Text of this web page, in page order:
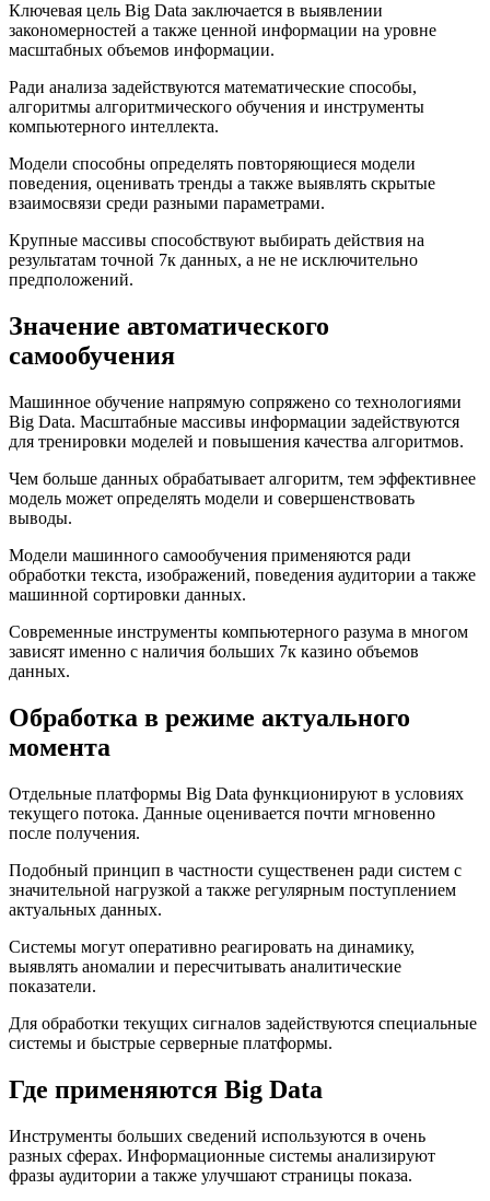
Ключевая цель Big Data заключается в выявлении
закономерностей а также ценной информации на уровне
масштабных объемов информации.
Ради анализа задействуются математические способы,
алгоритмы алгоритмического обучения и инструменты
компьютерного интеллекта.
Модели способны определять повторяющиеся модели
поведения, оценивать тренды а также выявлять скрытые
взаимосвязи среди разными параметрами.
Крупные массивы способствуют выбирать действия на
результатам точной 7к данных, а не не исключительно
предположений.
Значение автоматического
самообучения
Машинное обучение напрямую сопряжено со технологиями
Big Data. Масштабные массивы информации задействуются
для тренировки моделей и повышения качества алгоритмов.
Чем больше данных обрабатывает алгоритм, тем эффективнее
модель может определять модели и совершенствовать
выводы.
Модели машинного самообучения применяются ради
обработки текста, изображений, поведения аудитории а также
машинной сортировки данных.
Современные инструменты компьютерного разума в многом
зависят именно с наличия больших 7к казино объемов
данных.
Обработка в режиме актуального
момента
Отдельные платформы Big Data функционируют в условиях
текущего потока. Данные оценивается почти мгновенно
после получения.
Подобный принцип в частности существенен ради систем с
значительной нагрузкой а также регулярным поступлением
актуальных данных.
Системы могут оперативно реагировать на динамику,
выявлять аномалии и пересчитывать аналитические
показатели.
Для обработки текущих сигналов задействуются специальные
системы и быстрые серверные платформы.
Где применяются Big Data
Инструменты больших сведений используются в очень
разных сферах. Информационные системы анализируют
фразы аудитории а также улучшают страницы показа.